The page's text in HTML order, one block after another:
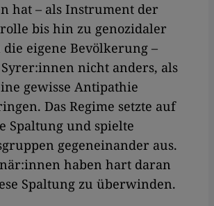
hat – als Instrument der
bis hin zu genozidaler
die eigene Bevölkerung –
nicht anders, als
gewisse Antipathie
Das Regime setzte auf
Spaltung und spielte
gegeneinander aus.
haben hart daran
Spaltung zu überwinden.